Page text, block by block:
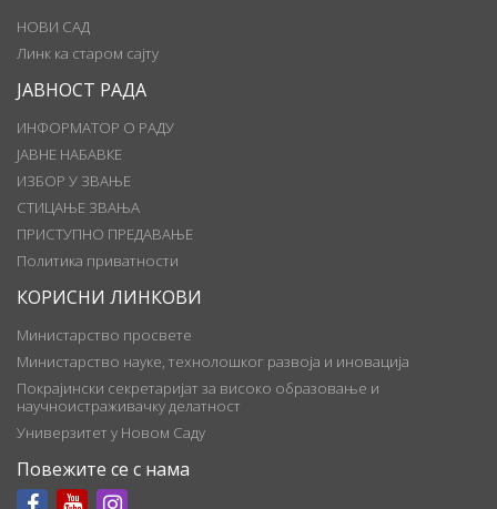
НОВИ САД
Линк ка старом сајту
ЈАВНОСТ РАДА
ИНФОРМАТОР О РАДУ
ЈАВНЕ НАБАВКЕ
ИЗБОР У ЗВАЊЕ
СТИЦАЊЕ ЗВАЊА
ПРИСТУПНО ПРЕДАВАЊЕ
Политика приватности
КОРИСНИ ЛИНКОВИ
Министарство просвете
Министарство науке, технолошког развоја и иновација
Покрајински секретаријат за високо образовање и
научноистраживачку делатност
Универзитет у Новом Саду
Повежите се с нама